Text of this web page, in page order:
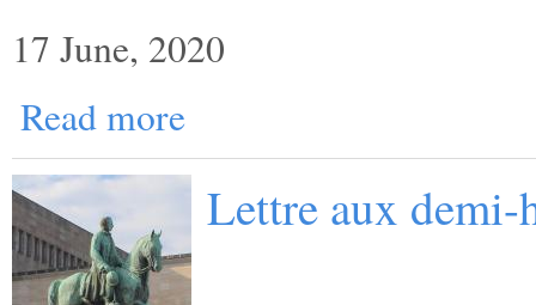
17 June, 2020
Read more
Lettre aux demi-